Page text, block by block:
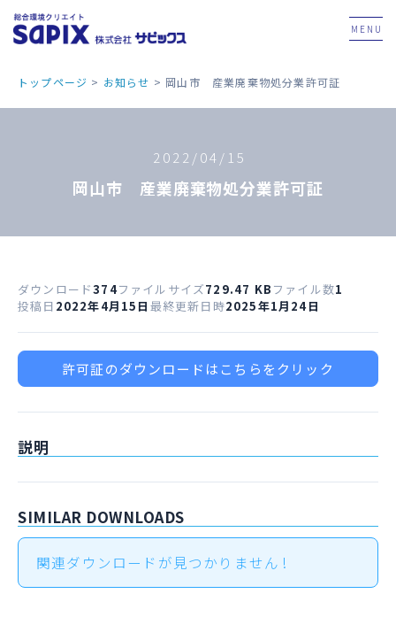
MENU
トップページ > お知らせ > 岡山市 産業廃棄物処分業許可証
2022/04/15
岡山市 産業廃棄物処分業許可証
ダウンロード374ファイルサイズ729.47 KB ファイル数1
投稿日 2022年4月15日 最終更新日時2025年1月24日
許可証のダウンロードはこちらをクリック
説明
SIMILAR DOWNLOADS
関連ダウンロードが見つかりません !